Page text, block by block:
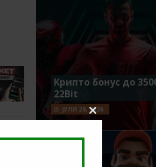
Крипто бонус до
22Bit
ЈУЛИ 29, 2026
Close
module